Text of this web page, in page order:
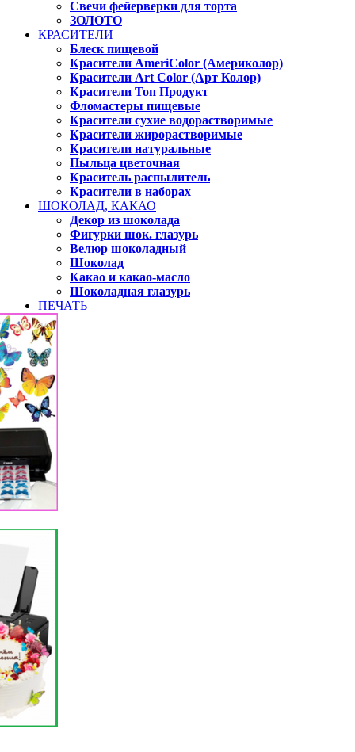
Свечи фейерверки для торта
ЗОЛОТО
КРАСИТЕЛИ
Блеск пищевой
Красители AmeriColor (Америколор)
Красители Art Color (Арт Колор)
Красители Топ Продукт
Фломастеры пищевые
Красители сухие водорастворимые
Красители жирорастворимые
Красители натуральные
Пыльца цветочная
Краситель распылитель
Красители в наборах
ШОКОЛАД, КАКАО
Декор из шоколада
Фигурки шок. глазурь
Велюр шоколадный
Шоколад
Какао и какао-масло
Шоколадная глазурь
ПЕЧАТЬ